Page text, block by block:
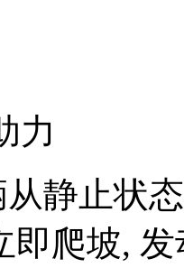
力
静止状
即爬坡,